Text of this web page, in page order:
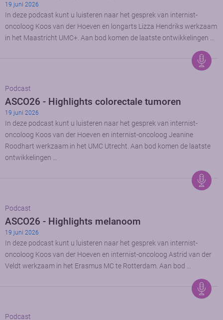
19 juni 2026
In deze podcast kunt u luisteren naar het gesprek van internist-
oncoloog Koos van der Hoeven en longarts Lizza Hendriks werkzaam
in het Maastricht UMC+. Aan bod komen de laatste ontwikkelingen …
Podcast
ASCO26 - Highlights colorectale tumoren
19 juni 2026
In deze podcast kunt u luisteren naar het gesprek van internist-
oncoloog Koos van der Hoeven en internist-oncoloog Jeanine
Roodhart werkzaam in het UMC Utrecht. Aan bod komen de laatste
ontwikkelingen …
Podcast
ASCO26 - Highlights melanoom
19 juni 2026
In deze podcast kunt u luisteren naar het gesprek van internist-
oncoloog Koos van der Hoeven en internist-oncoloog Astrid van der
Veldt werkzaam in het Erasmus MC te Rotterdam. Aan bod …
Podcast